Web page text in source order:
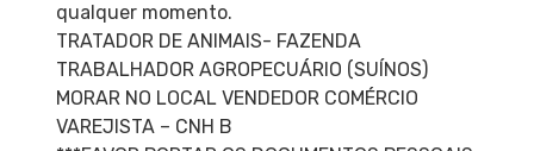
qualquer momento.
TRATADOR DE ANIMAIS- FAZENDA
TRABALHADOR AGROPECUÁRIO (SUÍNOS)
MORAR NO LOCAL VENDEDOR COMÉRCIO
VAREJISTA – CNH B